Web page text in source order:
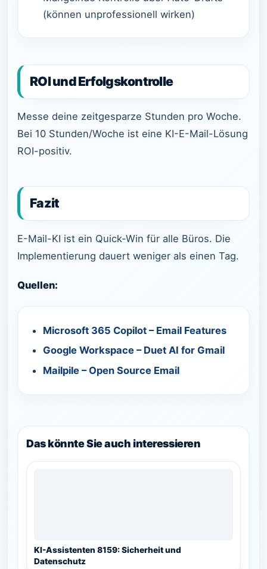
(können unprofessionell wirken)
ROI und Erfolgskontrolle
Messe deine zeitgesparze Stunden pro Woche.
Bei 10 Stunden/Woche ist eine KI-E-Mail-Lösung
ROI-positiv.
Fazit
E-Mail-KI ist ein Quick-Win für alle Büros. Die
Implementierung dauert weniger als einen Tag.
Quellen:
Microsoft 365 Copilot – Email Features
Google Workspace – Duet AI for Gmail
Mailpile – Open Source Email
Das könnte Sie auch interessieren
KI-Assistenten 8159: Sicherheit und
Datenschutz